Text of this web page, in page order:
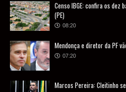
Censo IBGE: confira os
(PE)
08:20
Mendonça e diretor da PF
07:20
Marcos Pereira: Cleitinho